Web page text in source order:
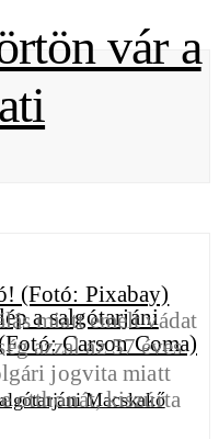
Macskakő
vár a
miatt emelt vádat
azzal az 57 éves
jogvita miatt
otthonát, kiszúrta